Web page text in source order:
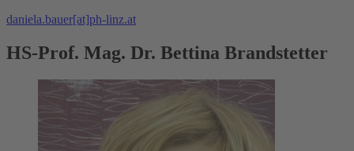
daniela.bauer[at]ph-linz.at
HS-Prof. Mag. Dr. Bettina Brandstetter